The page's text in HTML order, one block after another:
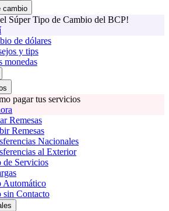
cambio
Súper Tipo de Cambio del BCP!
de dólares
y tips
monedas
pagar tus servicios
Remesas
Remesas
Nacionales
al Exterior
de Servicios
Automático
sin Contacto